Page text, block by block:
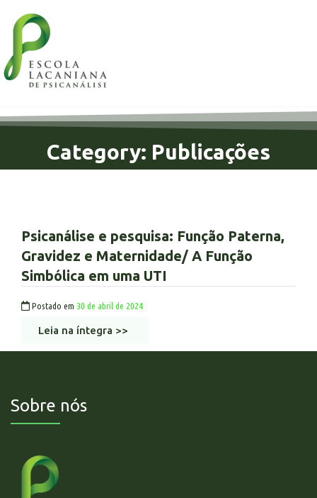
Category: Publicações
Psicanálise e pesquisa: Função Paterna,
Gravidez e Maternidade/ A Função
Simbólica em uma UTI
Postado em 30 de abril de 2024
Leia na íntegra >>
Sobre nós